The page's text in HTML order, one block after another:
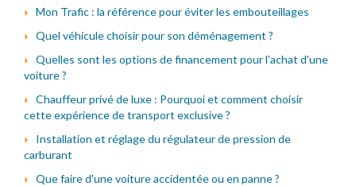
Mon Trafic : la référence pour éviter les embouteillages
Quel véhicule choisir pour son déménagement ?
Quelles sont les options de financement pour l'achat d'une
voiture ?
Chauffeur privé de luxe : Pourquoi et comment choisir
cette expérience de transport exclusive ?
Installation et réglage du régulateur de pression de
carburant
Que faire d'une voiture accidentée ou en panne ?